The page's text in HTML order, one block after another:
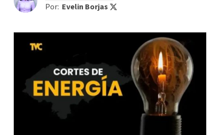
Por: Evelin Borjas